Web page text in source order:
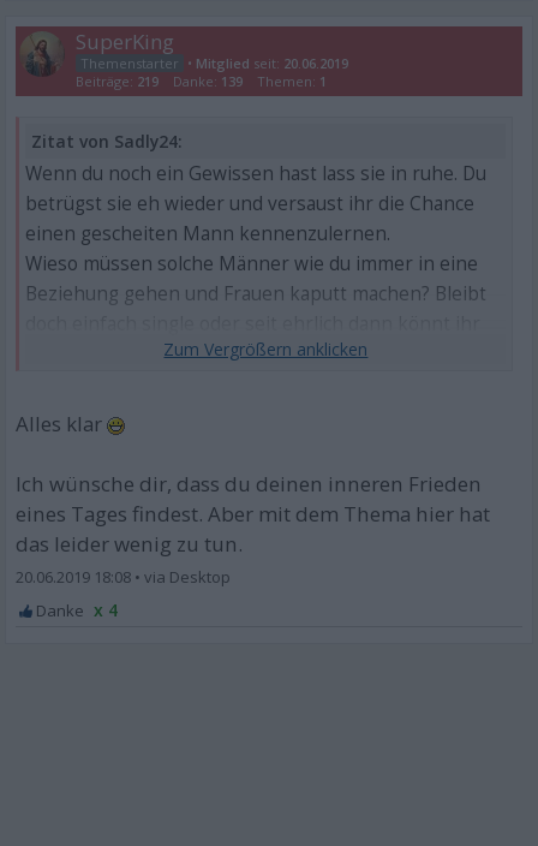
SuperKing
• Mitglied seit: 20.06.2019
Beiträge: 219 Danke: 139 Themen: 1
Zitat von Sadly24:
Wenn du noch ein Gewissen hast lass sie in ruhe. Du
betrügst sie eh wieder und versaust ihr die Chance
einen gescheiten Mann kennenzulernen.
Wieso müssen solche Männer wie du immer in eine
Beziehung gehen und Frauen kaputt machen? Bleibt
es treiben mit wem ihr wollt.
Problem mit sich selbst haben.
Erbärmlich.
Alles klar
Ich wünsche dir, dass du deinen inneren Frieden
eines Tages findest. Aber mit dem Thema hier hat
das leider wenig zu tun.
20.06.2019 18:08 •
x 4